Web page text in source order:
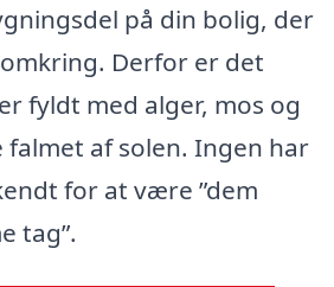
på din bolig, der
Derfor er det
fyldt med alger, mos og
falmet af solen. Ingen har
for at være ”dem
tag”.